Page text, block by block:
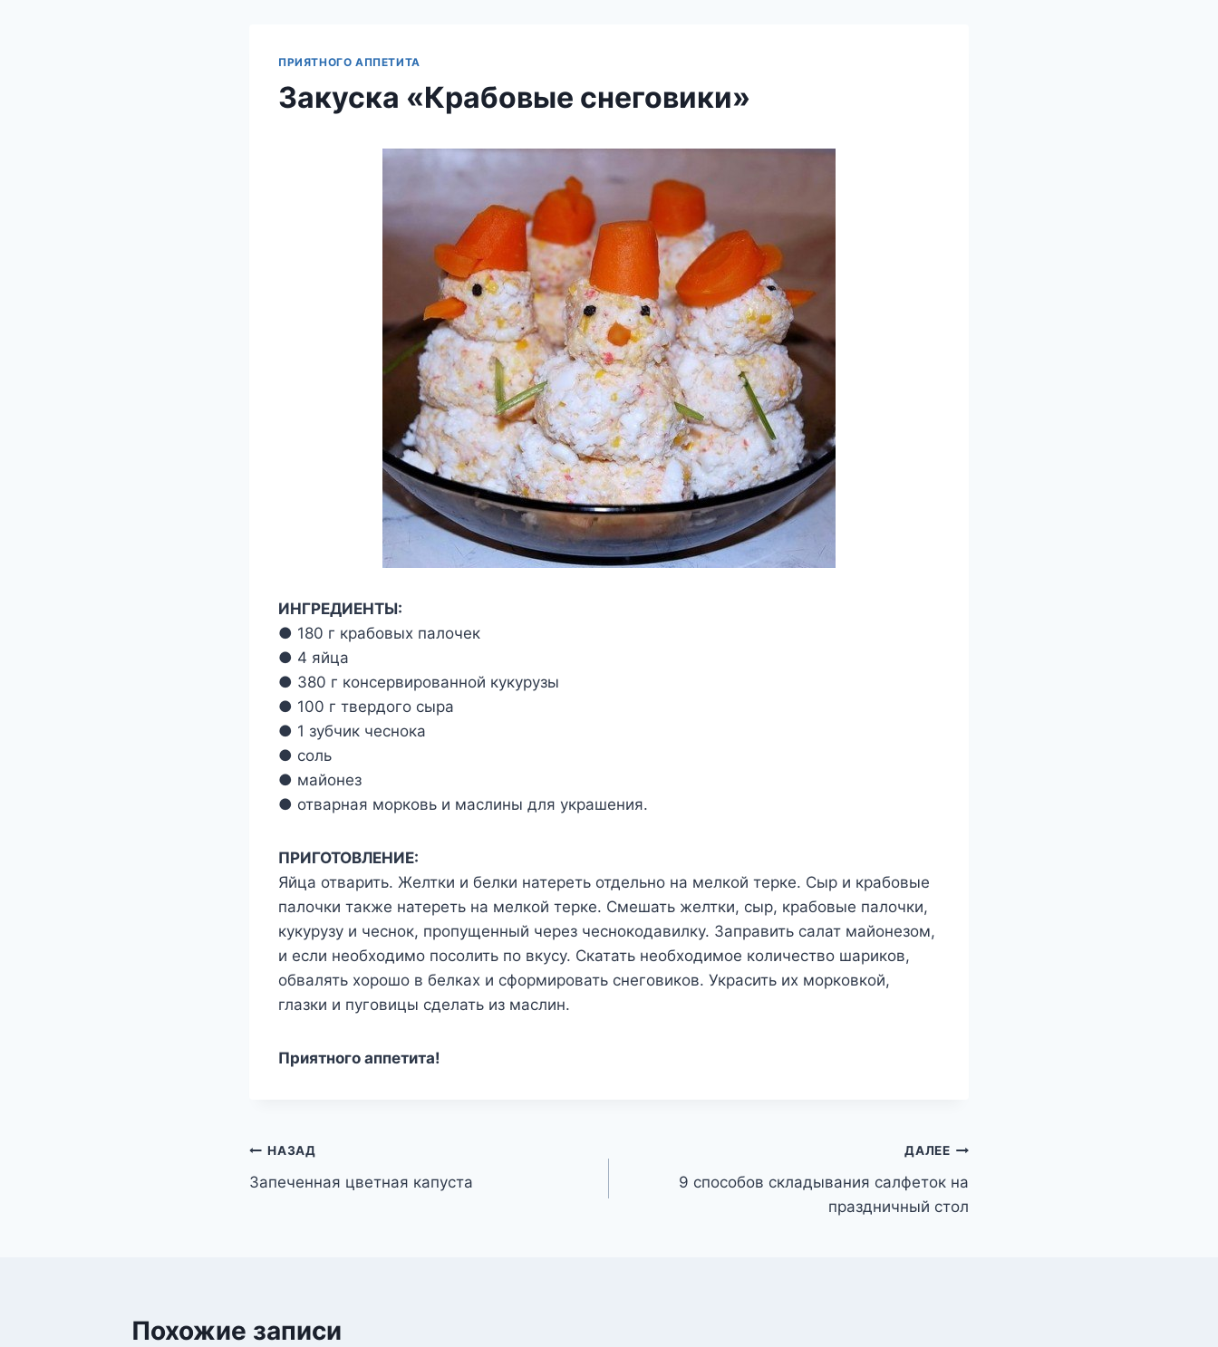
ПРИЯТНОГО АППЕТИТА
Закуска «Крабовые снеговики»
ИНГРЕДИЕНТЫ:
● 180 г крабовых палочек
● 4 яйца
● 380 г консервированной кукурузы
● 100 г твердого сыра
● 1 зубчик чеснока
● соль
● майонез
● отварная морковь и маслины для украшения.
ПРИГОТОВЛЕНИЕ:
Яйца отварить. Желтки и белки натереть отдельно на мелкой терке. Сыр и крабовые
палочки также натереть на мелкой терке. Смешать желтки, сыр, крабовые палочки,
кукурузу и чеснок, пропущенный через чеснокодавилку. Заправить салат майонезом,
и если необходимо посолить по вкусу. Скатать необходимое количество шариков,
обвалять хорошо в белках и сформировать снеговиков. Украсить их морковкой,
глазки и пуговицы сделать из маслин.
Приятного аппетита!
Навигация
по
НАЗАД
Запеченная цветная капуста
ДАЛЕЕ
9 способов складывания салфеток на
праздничный стол
Похожие записи